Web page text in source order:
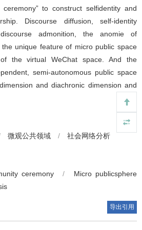
to construct selfidentity and
Discourse diffusion, self-identity
admonition, the anomie of
unique feature of micro public space
the virtual WeChat space. And the
semi-autonomous public space
and diachronic dimension and
微观公共领域 / 社会网络分析
ceremony /
Micro publicsphere
导出引用